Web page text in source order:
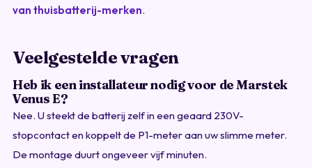
van thuisbatterij-merken.
Veelgestelde vragen
Heb ik een installateur nodig voor de Marstek
Venus E?
Nee. U steekt de batterij zelf in een geaard 230V-
stopcontact en koppelt de P1-meter aan uw slimme meter.
De montage duurt ongeveer vijf minuten.